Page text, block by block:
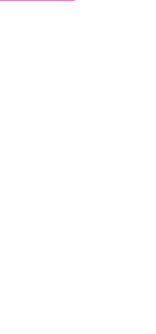
入「會員中心」→「我